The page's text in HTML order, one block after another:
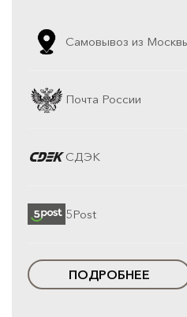
Самовывоз из
Почта России
СДЭК
5Post
ПОДРОБНЕЕ